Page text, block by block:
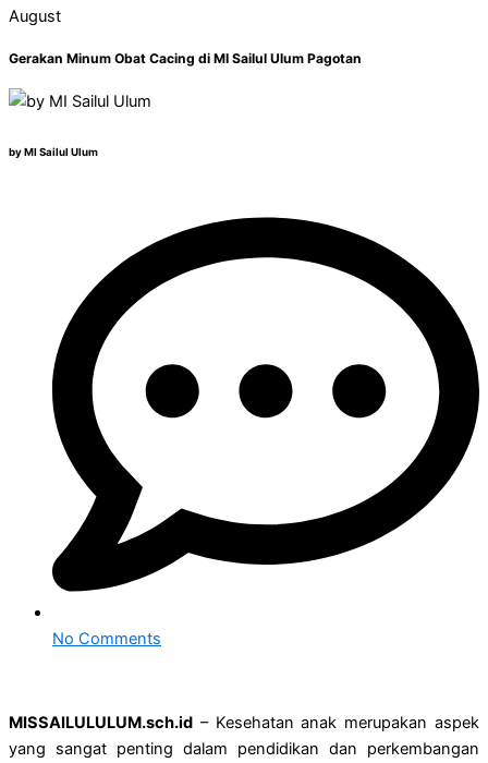
August
Gerakan Minum Obat Cacing di MI Sailul Ulum Pagotan
by MI Sailul Ulum
No Comments
MISSAILULULUM.sch.id – Kesehatan anak merupakan aspek
yang sangat penting dalam pendidikan dan perkembangan